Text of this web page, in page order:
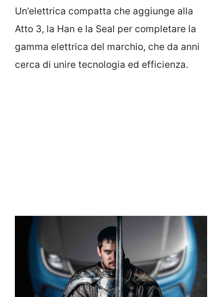
Un’elettrica compatta che aggiunge alla
Atto 3, la Han e la Seal per completare la
gamma elettrica del marchio, che da anni
cerca di unire tecnologia ed efficienza.